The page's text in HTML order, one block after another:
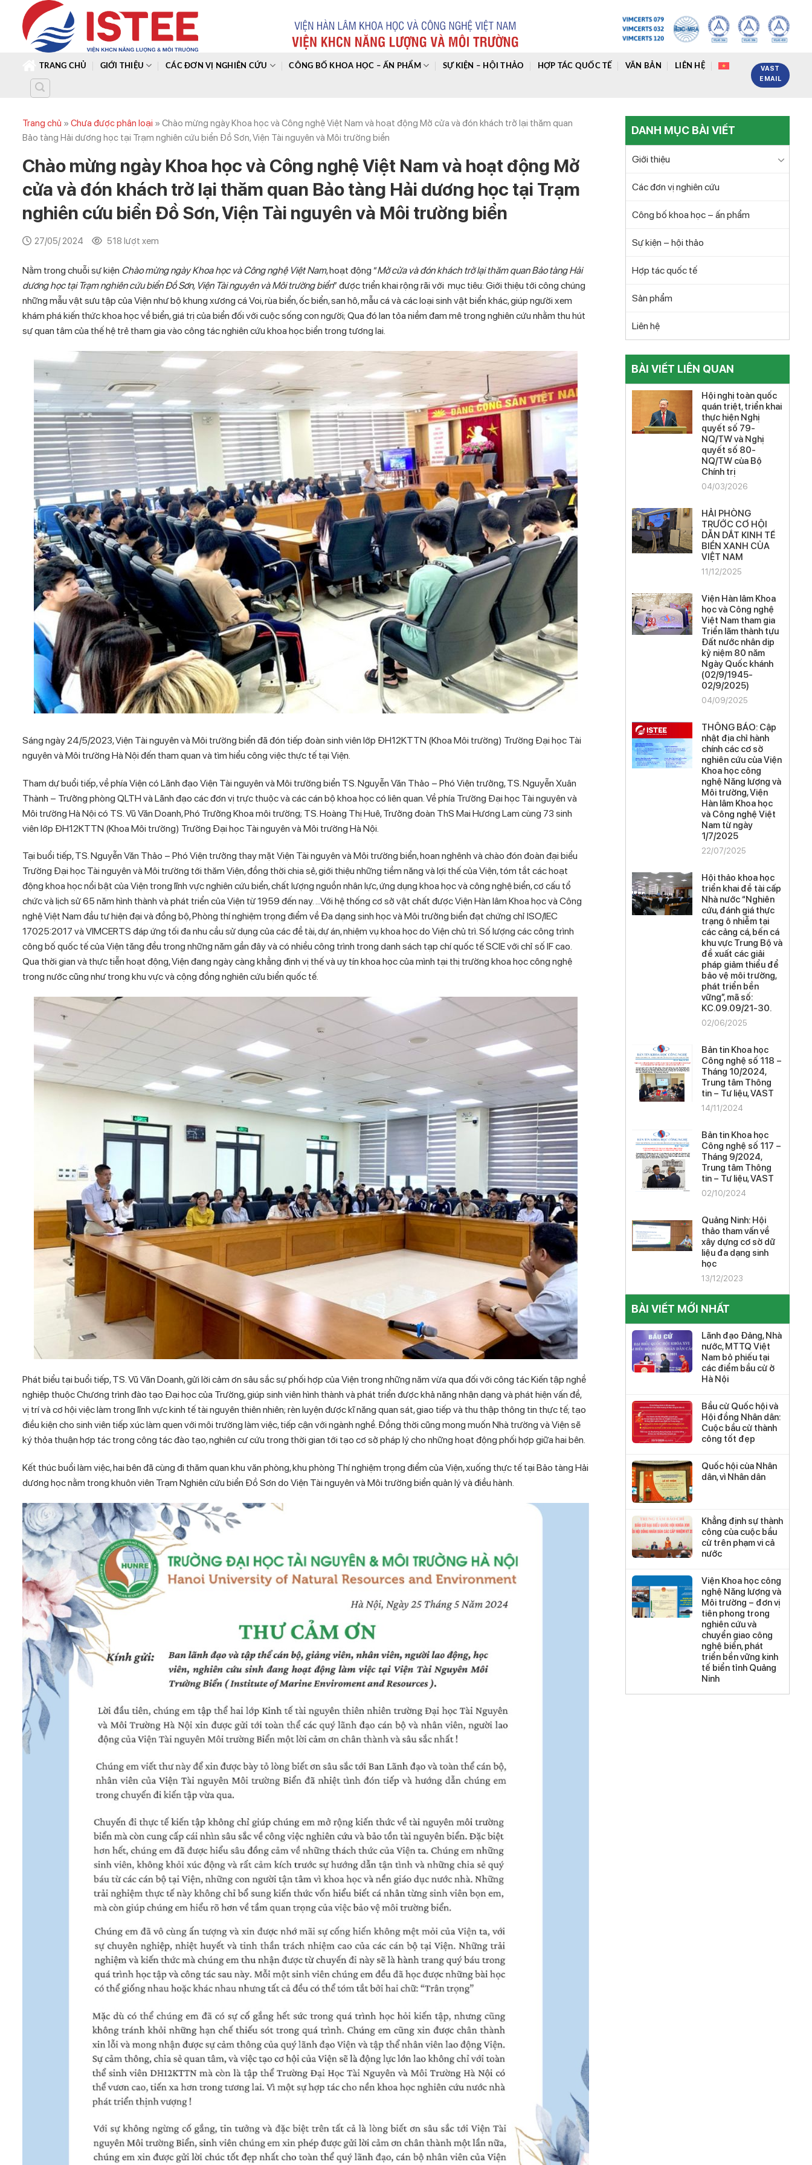
content
TRANG CHỦ GIỚI THIỆU CÁC ĐƠN VỊ NGHIÊN CỨU CÔNG BỐ KHOA HỌC – ẤN PHẨM SỰ KIỆN – HỘI THẢO HỢP TÁC QUỐC TẾ VĂN BẢN LIÊN HỆ
VAST
EMAIL
Trang chủ » Chưa được phân loại » Chào mừng ngày Khoa học và Công nghệ Việt Nam và hoạt động Mở cửa và đón khách trở lại thăm quan
Bảo tàng Hải dương học tại Trạm nghiên cứu biển Đồ Sơn, Viện Tài nguyên và Môi trường biển
Chào mừng ngày Khoa học và Công nghệ Việt Nam và hoạt động Mở
cửa và đón khách trở lại thăm quan Bảo tàng Hải dương học tại Trạm
nghiên cứu biển Đồ Sơn, Viện Tài nguyên và Môi trường biển
27/05/ 2024 518 lượt xem
Nằm trong chuỗi sự kiện Chào mừng ngày Khoa học và Công nghệ Việt Nam, hoạt động “Mở cửa và đón khách trở lại thăm quan Bảo tàng Hải
dương học tại Trạm nghiên cứu biển Đồ Sơn, Viện Tài nguyên và Môi trường biển” được triển khai rộng rãi với mục tiêu: Giới thiệu tới công chúng
những mẫu vật sưu tập của Viện như bộ khung xương cá Voi, rùa biển, ốc biển, san hô, mẫu cá và các loại sinh vật biển khác, giúp người xem
khám phá kiến thức khoa học về biển, giá trị của biển đối với cuộc sống con người; Qua đó lan tỏa niềm đam mê trong nghiên cứu nhằm thu hút
sự quan tâm của thế hệ trẻ tham gia vào công tác nghiên cứu khoa học biển trong tương lai.
Sáng ngày 24/5/2023, Viện Tài nguyên và Môi trường biển đã đón tiếp đoàn sinh viên lớp ĐH12KTTN (Khoa Môi trường) Trường Đại học Tài
nguyên và Môi trường Hà Nội đến tham quan và tìm hiểu công việc thực tế tại Viện.
Tham dự buổi tiếp, về phía Viện có Lãnh đạo Viện Tài nguyên và Môi trường biển TS. Nguyễn Văn Thảo – Phó Viện trưởng, TS. Nguyễn Xuân
Thành – Trưởng phòng QLTH và Lãnh đạo các đơn vị trực thuộc và các cán bộ khoa học có liên quan. Về phía Trường Đại học Tài nguyên và
Môi trường Hà Nội có TS. Vũ Văn Doanh, Phó Trưởng Khoa môi trường; TS. Hoàng Thị Huê,Trưởng đoàn ThS Mai Hương Lam cùng 73 sinh
viên lớp ĐH12KTTN (Khoa Môi trường) Trường Đại học Tài nguyên và Môi trường Hà Nội
Tại buổi tiếp, TS. Nguyễn Văn Thảo – Phó Viện trưởng thay mặt Viện Tài nguyên và Môi trường biển, hoan nghênh và chào đón đoàn đại biểu
Trường Đại học Tài nguyên và Môi trường tới thăm Viện, đồng thời chia sẻ, giới thiệu những tiềm năng và lợi thế của Viện, tóm tắt các hoạt
động khoa học nổi bật của Viện trong lĩnh vực nghiên cứu biển, chất lượng nguồn nhân lực, ứng dụng khoa học và công nghệ biển, cơ cấu tổ
chức và lịch sử 65 năm hình thành và phát triển của Viện từ 1959 đến nay. …Với hệ thống cơ sở vật chất được Viện Hàn lâm Khoa học và Công
nghệ Việt Nam đầu tư hiện đại và đồng bộ, Phòng thí nghiệm trọng điểm về Đa dạng sinh học và Môi trưởng biển đạt chứng chỉ ISO/IEC
17025:2017 và VIMCERTS đáp ứng tối đa nhu cầu sử dụng của các đề tài, dự án, nhiệm vụ khoa học do Viện chủ trì. Số lượng các công trình
công bố quốc tế của Viện tăng đều trong những năm gần đây và có nhiều công trình trong danh sách tạp chí quốc tế SCIE với chỉ số IF cao.
Qua thời gian và thực tiễn hoạt động, Viện đang ngày càng khẳng định vị thế và uy tín khoa học của mình tại thị trường khoa học công nghệ
trong nước cũng như trong khu vực và cộng đồng nghiên cứu biển quốc tế.
Phát biểu tại buổi tiếp, TS.Vũ Văn Doanh,gửi lời cảm ơn sâu sắc sự phối hợp của Viện trong những năm vừa qua đối với công tác Kiến tập nghề
nghiệp thuộc Chương trình đào tạo Đại học của Trường,giúp sinh viên hình thành và phát triển được khả năng nhận dạng và phát hiện vấn đề,
vị trí và cơ hội việc làm trong lĩnh vực kinh tế tài nguyên thiên nhiên; rèn luyện được kĩ năng quan sát, giao tiếp và thu thập thông tin thực tế; tạo
điều kiện cho sinh viên tiếp xúc làm quen với môi trường làm việc, tiếp cận với ngành nghề. Đồng thời cũng mong muốn Nhà trường và Viện sẽ
ký thỏa thuận hợp tác trong công tác đào tạo, nghiên cư cứu trong thời gian tới tạo cơ sở pháp lý cho những hoạt động phối hợp giữa hai bên.
Kết thúc buổi làm việc, hai bên đã cùng đi thăm quan khu văn phòng, khu phòng Thí nghiệm trọng điểm của Viện, xuống thực tế tại Bảo tàng Hải
dương học nằm trong khuôn viên Trạm Nghiên cứu biển Đồ Sơn do Viện Tài nguyên và Môi trường biển quản lý và điều hành.
DANH MỤC BÀI VIẾT
Giới thiệu
Các đơn vị nghiên cứu
Công bố khoa học – ấn phẩm
Sự kiện – hội thảo
Hợp tác quốc tế
Sản phẩm
Liên hệ
BÀI VIẾT LIÊN QUAN
Hội nghị toàn quốc
quán triệt, triển khai
thực hiện Nghị
quyết số 79-
NQ/TW và Nghị
quyết số 80-
NQ/TW của Bộ
Chính trị
04/03/2026
HẢI PHÒNG
TRƯỚC CƠ HỘI
DẪN DẮT KINH TẾ
BIỂN XANH CỦA
VIỆT NAM
11/12/2025
Viện Hàn lâm Khoa
học và Công nghệ
Việt Nam tham gia
Triển lãm thành tựu
Đất nước nhân dịp
kỷ niệm 80 năm
Ngày Quốc khánh
(02/9/1945-
02/9/2025)
04/09/2025
THÔNG BÁO: Cập
nhật địa chỉ hành
chính các cơ sở
nghiên cứu của Viện
Khoa học công
nghệ Năng lượng và
Môi trường, Viện
Hàn lâm Khoa học
và Công nghệ Việt
Nam từ ngày
1/7/2025
22/07/2025
Hội thảo khoa học
triển khai đề tài cấp
Nhà nước “Nghiên
cứu, đánh giá thực
trạng ô nhiễm tại
các cảng cá, bến cá
khu vực Trung Bộ và
đề xuất các giải
pháp giảm thiểu để
bảo vệ môi trường,
phát triển bền
vững”, mã số:
KC.09.09/21-30.
02/06/2025
Bản tin Khoa học
Công nghệ số 118 –
Tháng 10/2024,
Trung tâm Thông
tin – Tư liệu, VAST
14/11/2024
Bản tin Khoa học
Công nghệ số 117 –
Tháng 9/2024,
Trung tâm Thông
tin – Tư liệu, VAST
02/10/2024
Quảng Ninh: Hội
thảo tham vấn về
xây dựng cơ sở dữ
liệu đa dạng sinh
học
13/12/2023
BÀI VIẾT MỚI NHẤT
Lãnh đạo Đảng, Nhà
nước, MTTQ Việt
Nam bỏ phiếu tại
các điểm bầu cử ở
Hà Nội
Bầu cử Quốc hội và
Hội đồng Nhân dân:
Cuộc bầu cử thành
công tốt đẹp
Quốc hội của Nhân
dân, vì Nhân dân
Khẳng định sự thành
công của cuộc bầu
cử trên phạm vi cả
nước
Viện Khoa học công
nghệ Năng lượng và
Môi trường – đơn vị
tiên phong trong
nghiên cứu và
chuyển giao công
nghệ biển, phát
triển bền vững kinh
tế biển tỉnh Quảng
Ninh